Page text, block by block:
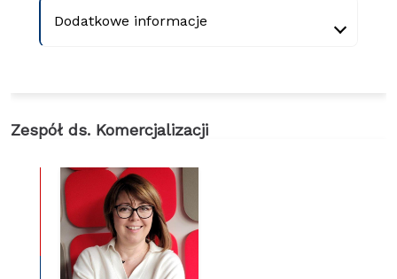
Dodatkowe informacje
Zespół ds. Komercjalizacji